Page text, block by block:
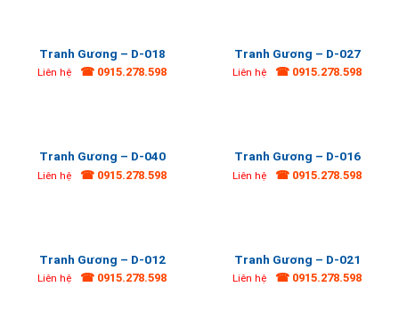
Tranh Gương – D-018
Liên hệ ☎ 0915.278.598
Tranh Gương – D-027
Liên hệ ☎ 0915.278.598
Tranh Gương – D-040
Liên hệ ☎ 0915.278.598
Tranh Gương – D-016
Liên hệ ☎ 0915.278.598
Tranh Gương – D-012
Liên hệ ☎ 0915.278.598
Tranh Gương – D-021
Liên hệ ☎ 0915.278.598